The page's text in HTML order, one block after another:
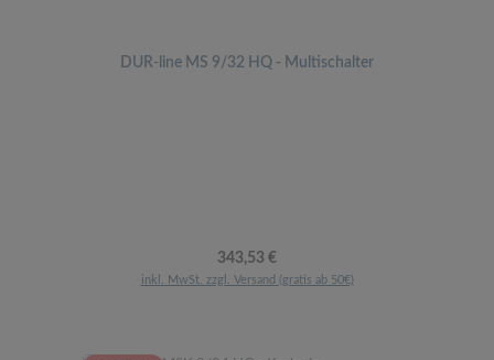
DUR-line MS 9/32 HQ - Multischalter
Regulärer Preis:
343,53 €
inkl. MwSt. zzgl. Versand (gratis ab 50€)